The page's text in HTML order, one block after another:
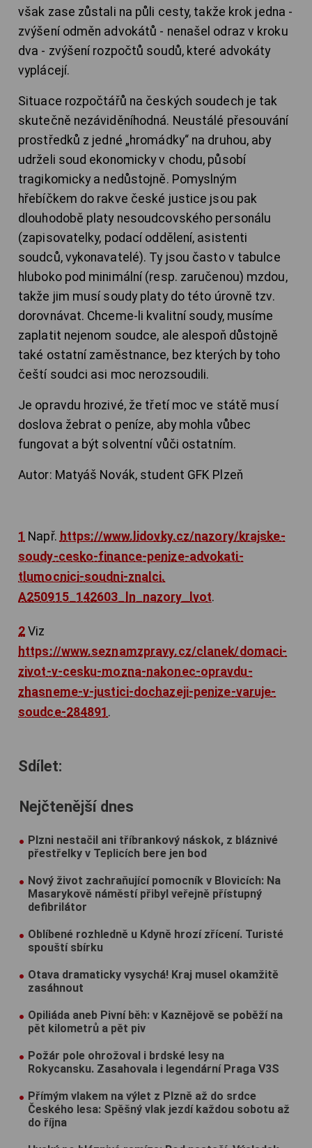
však zase zůstali na půli cesty, takže krok jedna -
zvýšení odměn advokátů - nenašel odraz v kroku
dva - zvýšení rozpočtů soudů, které advokáty
vyplácejí.
Situace rozpočtářů na českých soudech je tak
skutečně nezáviděníhodná. Neustálé přesouvání
prostředků z jedné „hromádky“ na druhou, aby
udrželi soud ekonomicky v chodu, působí
tragikomicky a nedůstojně. Pomyslným
hřebíčkem do rakve české justice jsou pak
dlouhodobě platy nesoudcovského personálu
(zapisovatelky, podací oddělení, asistenti
soudců, vykonavatelé). Ty jsou často v tabulce
hluboko pod minimální (resp. zaručenou) mzdou,
takže jim musí soudy platy do této úrovně tzv.
dorovnávat. Chceme-li kvalitní soudy, musíme
zaplatit nejenom soudce, ale alespoň důstojně
také ostatní zaměstnance, bez kterých by toho
čeští soudci asi moc nerozsoudili.
Je opravdu hrozivé, že třetí moc ve státě musí
doslova žebrat o peníze, aby mohla vůbec
fungovat a být solventní vůči ostatním.
Autor: Matyáš Novák, student GFK Plzeň
1 Např. https://www.lidovky.cz/nazory/krajske-
soudy-cesko-finance-penize-advokati-
tlumocnici-soudni-znalci.
A250915_142603_ln_nazory_lvot.
2 Viz
https://www.seznamzpravy.cz/clanek/domaci-
zivot-v-cesku-mozna-nakonec-opravdu-
zhasneme-v-justici-dochazeji-penize-varuje-
soudce-284891 .
Sdílet:
Nejčtenější dnes
Plzni nestačil ani tříbrankový náskok, z bláznivé
přestřelky v Teplicích bere jen bod
Nový život zachraňující pomocník v Blovicích: Na
Masarykově náměstí přibyl veřejně přístupný
defibrilátor
Oblíbené rozhledně u Kdyně hrozí zřícení. Turisté
spouští sbírku
Otava dramaticky vysychá! Kraj musel okamžitě
zasáhnout
Opiliáda aneb Pivní běh: v Kaznějově se poběží na
pět kilometrů a pět piv
Požár pole ohrožoval i brdské lesy na
Rokycansku. Zasahovala i legendární Praga V3S
Přímým vlakem na výlet z Plzně až do srdce
Českého lesa: Spěšný vlak jezdí každou sobotu až
do října